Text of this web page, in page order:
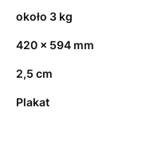
około 3 kg
420 x 594 mm
2,5 cm
Plakat